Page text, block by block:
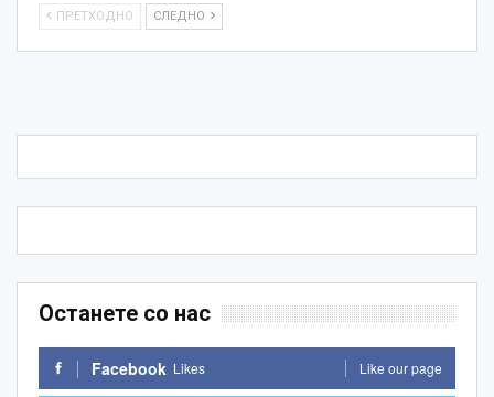
ПРЕТХОДНО СЛЕДНО
Останете со нас
Facebook Likes Like our page